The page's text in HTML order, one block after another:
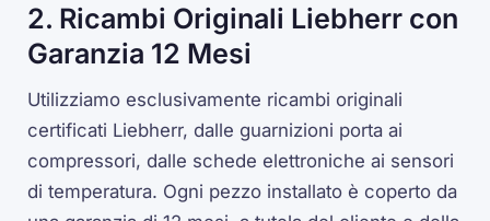
2. Ricambi Originali Liebherr con
Garanzia 12 Mesi
Utilizziamo esclusivamente ricambi originali
certificati Liebherr, dalle guarnizioni porta ai
compressori, dalle schede elettroniche ai sensori
di temperatura. Ogni pezzo installato è coperto da